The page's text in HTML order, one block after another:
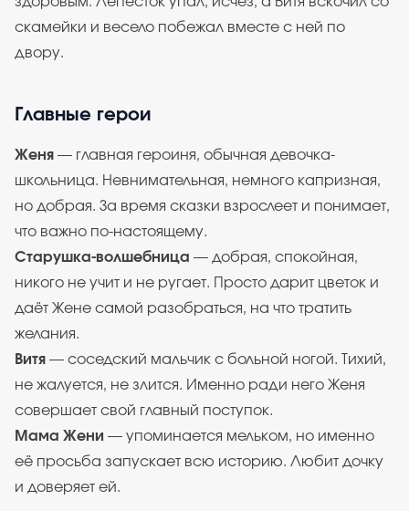
скамейки и весело побежал вместе с ней по
двору.
Главные герои
Женя — главная героиня, обычная девочка-
школьница. Невнимательная, немного капризная,
но добрая. За время сказки взрослеет и понимает,
что важно по-настоящему.
Старушка-волшебница — добрая, спокойная,
никого не учит и не ругает. Просто дарит цветок и
даёт Жене самой разобраться, на что тратить
желания.
Витя — соседский мальчик с больной ногой. Тихий,
не жалуется, не злится. Именно ради него Женя
совершает свой главный поступок.
Мама Жени — упоминается мельком, но именно
её просьба запускает всю историю. Любит дочку
и доверяет ей.